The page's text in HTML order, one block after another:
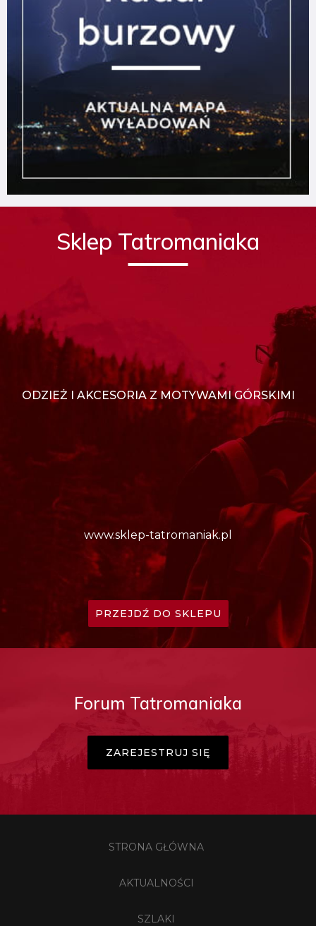
Sklep Tatromaniaka
ODZIEŻ I AKCESORIA Z MOTYWAMI GÓRSKIMI
www.sklep-tatromaniak.pl
PRZEJDŹ DO SKLEPU
Forum Tatromaniaka
ZAREJESTRUJ SIĘ
STRONA GŁÓWNA
AKTUALNOŚCI
SZLAKI